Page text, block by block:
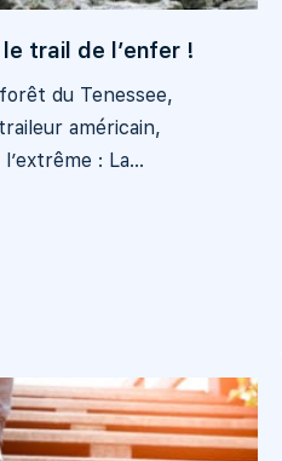
trail de l’enfer !
du Tenessee,
américain,
: La...